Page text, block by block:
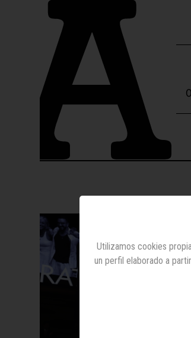
Utilizamos cookies
un perfil elaborado a